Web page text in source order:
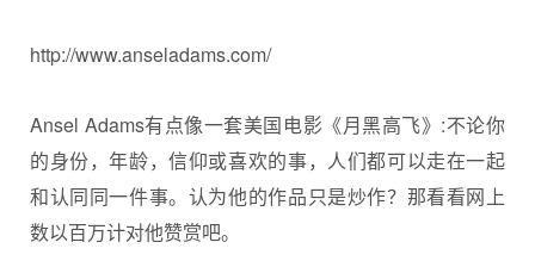
http://www.anseladams.com/
Ansel Adams有点像一套美国电影《月黑高飞》:不论你
的身份，年龄，信仰或喜欢的事，人们都可以走在一起
和认同同一件事。认为他的作品只是炒作？那看看网上
数以百万计对他赞赏吧。